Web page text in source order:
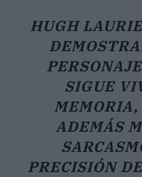
HUGH
SIGUE
MEMORIA,
ADEMÁS
PRECISIÓN